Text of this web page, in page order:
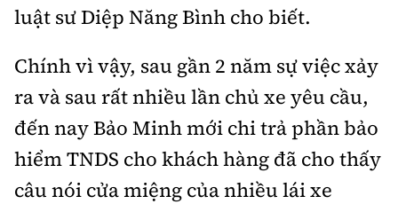
luật sư Diệp Năng Bình cho biết.
Chính vì vậy, sau gần 2 năm sự việc xảy
ra và sau rất nhiều lần chủ xe yêu cầu,
đến nay Bảo Minh mới chi trả phần bảo
hiểm TNDS cho khách hàng đã cho thấy
câu nói cửa miệng của nhiều lái xe